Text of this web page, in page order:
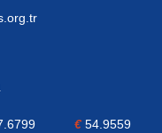
€54.9559